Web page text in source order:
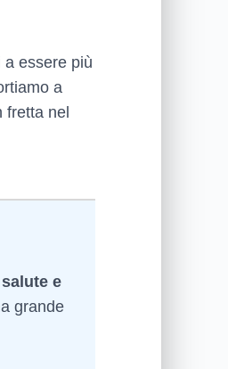
essere più
a
nel
e
grande